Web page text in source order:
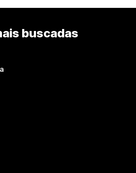
buscadas